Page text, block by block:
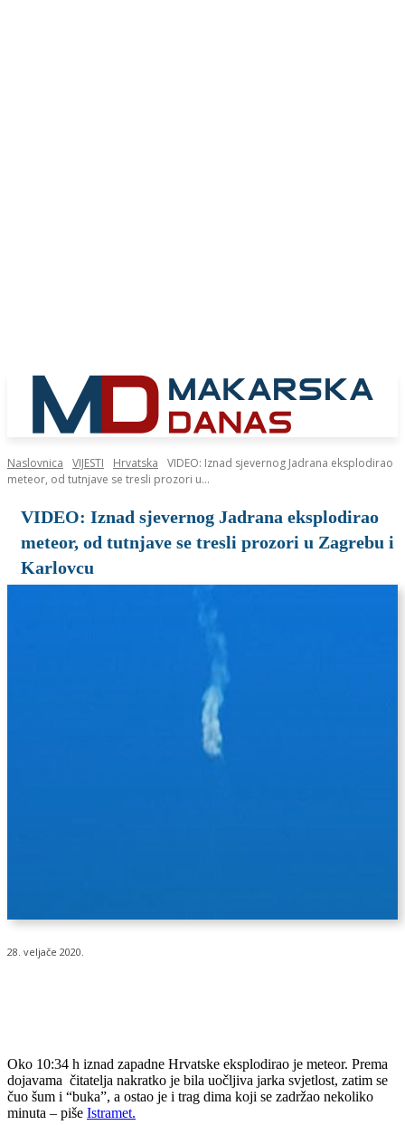
Naslovnica VIJESTI Hrvatska
VIDEO: Iznad sjevernog Jadrana eksplodirao
meteor, od tutnjave se tresli prozori u...
VIDEO: Iznad sjevernog Jadrana eksplodirao
meteor, od tutnjave se tresli prozori u Zagrebu i
Karlovcu
28. veljače 2020.
Oko 10:34 h iznad zapadne Hrvatske eksplodirao je meteor. Prema
dojavama čitatelja nakratko je bila uočljiva jarka svjetlost, zatim se
čuo šum i “buka”, a ostao je i trag dima koji se zadržao nekoliko
minuta – piše Istramet.